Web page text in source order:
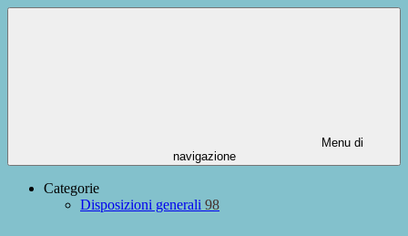
Menu di
navigazione
Categorie
Disposizioni generali 98